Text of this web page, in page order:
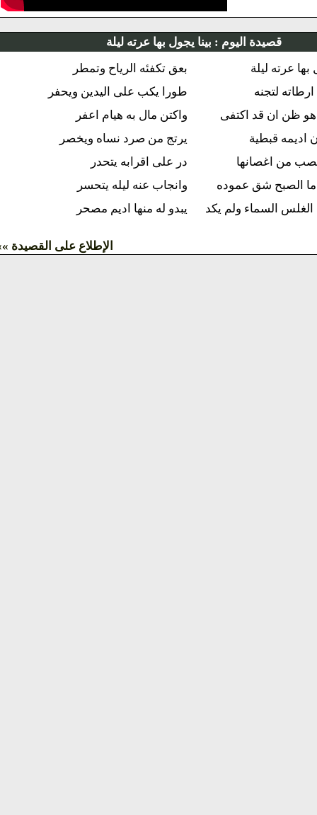
قصيدة اليوم : بينا يجول بها عرته ليلة
عرته ليلة
بعق تكفئه الرياح وتمطر
لتجنه
طورا يكب على اليدين ويحفر
ظن ان قد اكتفى
واكتن مال به هيام اعفر
قبطية
يرتج من صرد نساه ويخصر
من اغصانها
در على اقرابه يتحدر
الصبح شق عموده
وانجاب عنه ليله يتحسر
السماء ولم يكد
يبدو له منها اديم مصحر
الإطلاع على القصيدة »»